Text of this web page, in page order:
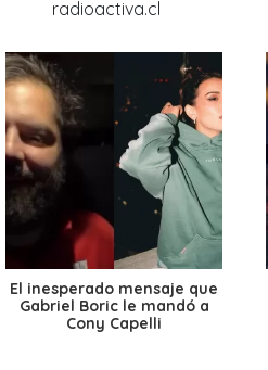
El inesperado mensaje que
Gabriel Boric le mandó a
Cony Capelli